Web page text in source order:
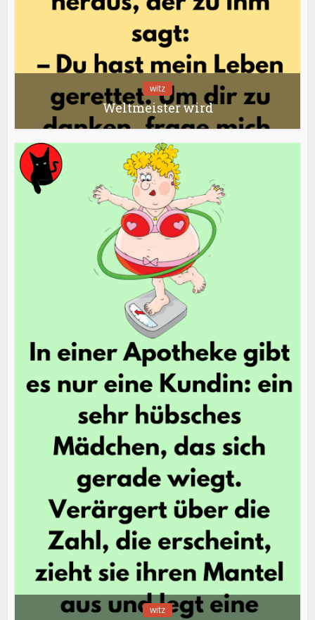
witz
Weltmeister wird
witz